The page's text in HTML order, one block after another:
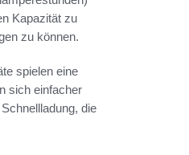
Kapazität zu
zu können.
spielen eine
sich einfacher
die